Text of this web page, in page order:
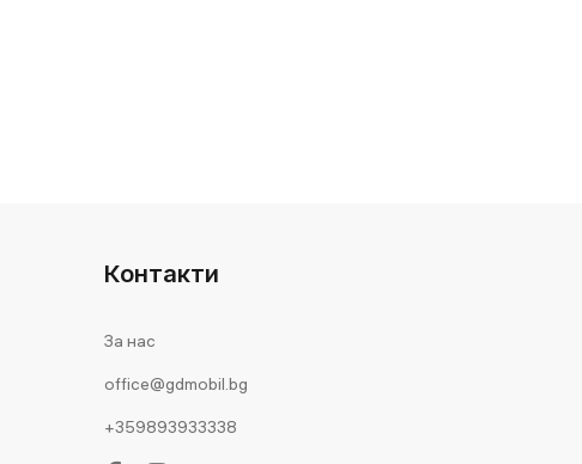
Контакти
За нас
office@gdmobil.bg
+359893933338